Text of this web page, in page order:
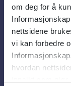
om deg for å
nettsidene
vi kan forbedre
hvordan
Om oss
Om
Personvern